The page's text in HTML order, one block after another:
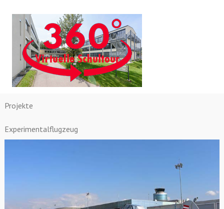
Projekte
Experimentalflugzeug